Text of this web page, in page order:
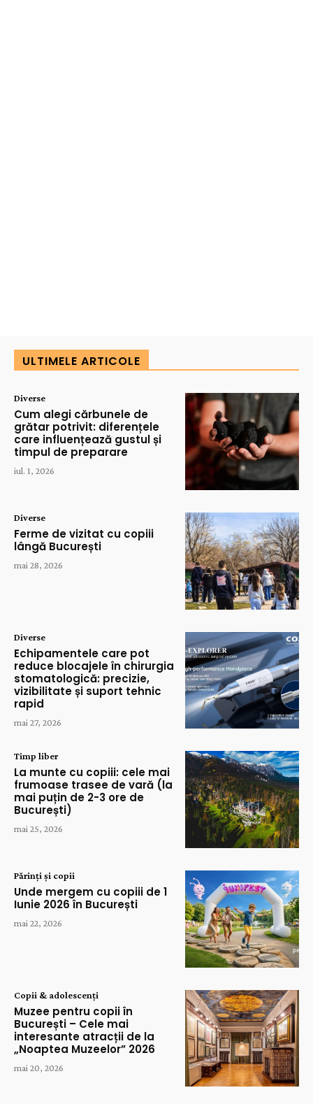
ULTIMELE ARTICOLE
Diverse
Cum alegi cărbunele de
grătar potrivit: diferențele
care influențează gustul și
timpul de preparare
iul. 1, 2026
Diverse
Ferme de vizitat cu copiii
lângă București
mai 28, 2026
Diverse
Echipamentele care pot
reduce blocajele în chirurgia
stomatologică: precizie,
vizibilitate și suport tehnic
rapid
mai 27, 2026
Timp liber
La munte cu copiii: cele mai
frumoase trasee de vară (la
mai puțin de 2-3 ore de
București)
mai 25, 2026
Părinți și copii
Unde mergem cu copiii de 1
Iunie 2026 în București
mai 22, 2026
Copii & adolescenți
Muzee pentru copii în
București – Cele mai
interesante atracții de la
„Noaptea Muzeelor” 2026
mai 20, 2026